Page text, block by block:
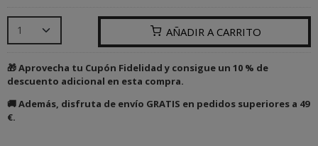
AÑADIR A CARRITO
🎁 Aprovecha tu Cupón Fidelidad y consigue un 10 % de
descuento adicional en esta compra.
🚚 Además, disfruta de envío GRATIS en pedidos superiores a 49
€.